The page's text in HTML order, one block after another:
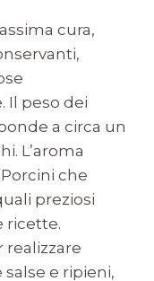
cura,
Il peso dei
a circa un
L’aroma
che
preziosi
ricette.
realizzare
e ripieni,